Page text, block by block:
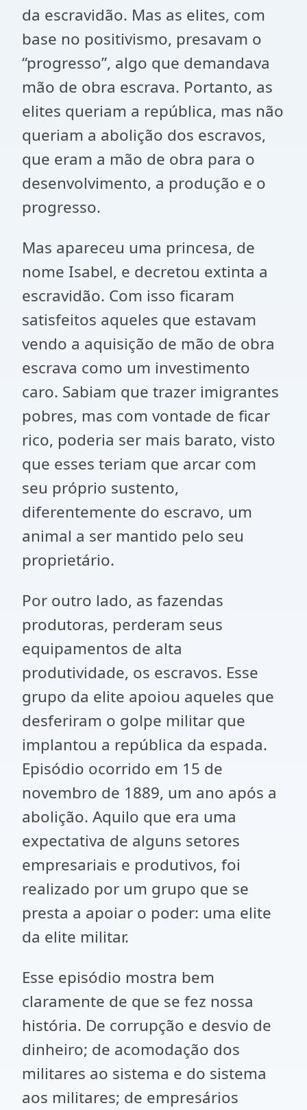
da escravidão. Mas as elites, com
base no positivismo, presavam o
“progresso”, algo que demandava
mão de obra escrava. Portanto, as
elites queriam a república, mas não
queriam a abolição dos escravos,
que eram a mão de obra para o
desenvolvimento, a produção e o
progresso.
Mas apareceu uma princesa, de
nome Isabel, e decretou extinta a
escravidão. Com isso ficaram
satisfeitos aqueles que estavam
vendo a aquisição de mão de obra
escrava como um investimento
caro. Sabiam que trazer imigrantes
pobres, mas com vontade de ficar
rico, poderia ser mais barato, visto
que esses teriam que arcar com
seu próprio sustento,
diferentemente do escravo, um
animal a ser mantido pelo seu
proprietário.
Por outro lado, as fazendas
produtoras, perderam seus
equipamentos de alta
produtividade, os escravos. Esse
grupo da elite apoiou aqueles que
desferiram o golpe militar que
implantou a república da espada.
Episódio ocorrido em 15 de
novembro de 1889, um ano após a
abolição. Aquilo que era uma
expectativa de alguns setores
empresariais e produtivos, foi
realizado por um grupo que se
presta a apoiar o poder: uma elite
da elite militar.
Esse episódio mostra bem
claramente de que se fez nossa
história. De corrupção e desvio de
dinheiro; de acomodação dos
militares ao sistema e do sistema
aos militares; de empresários